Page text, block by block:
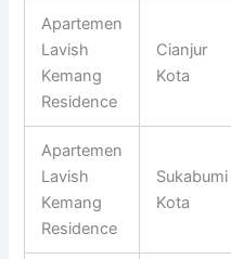
Apartemen
Lavish
Kemang
Residence
Cianjur
Kota
Apartemen
Lavish
Kemang
Residence
Sukabumi
Kota